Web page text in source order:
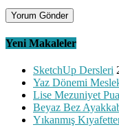
Yeni Makaleler
SketchUp Dersleri
Yaz Dönemi
Lise Mezuniyet
Beyaz Bez
Yıkanmış